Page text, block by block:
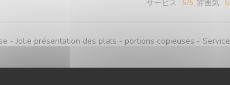
サービス : 5/5 雰囲気 : 5
- Jolie présentation des plats - portions copieuses -